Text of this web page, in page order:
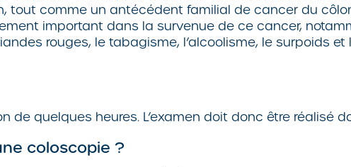
tout comme un antécédent familial de cancer du
important dans la survenue de ce cancer,
rouges, le tabagisme, l’alcoolisme, le surpoids
de quelques heures. L’examen doit donc être réalisé
coloscopie ?